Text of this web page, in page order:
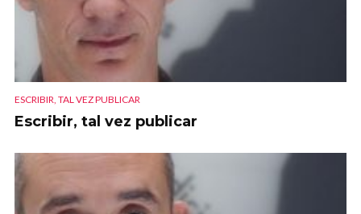
ESCRIBIR, TAL VEZ PUBLICAR
Escribir, tal vez publicar